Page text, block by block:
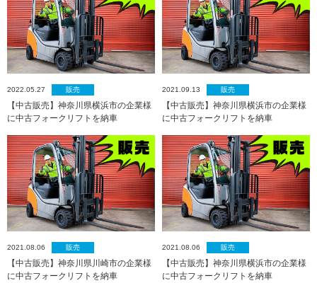
2022.05.27 販売
【中古販売】神奈川県横浜市の企業様
に中古フォークリフトを納車
2021.09.13 販売
【中古販売】神奈川県横浜市の企業様
に中古フォークリフトを納車
2021.08.06 販売
【中古販売】神奈川県川崎市の企業様
に中古フォークリフトを納車
2021.08.06 販売
【中古販売】神奈川県横浜市の企業様
に中古フォークリフトを納車